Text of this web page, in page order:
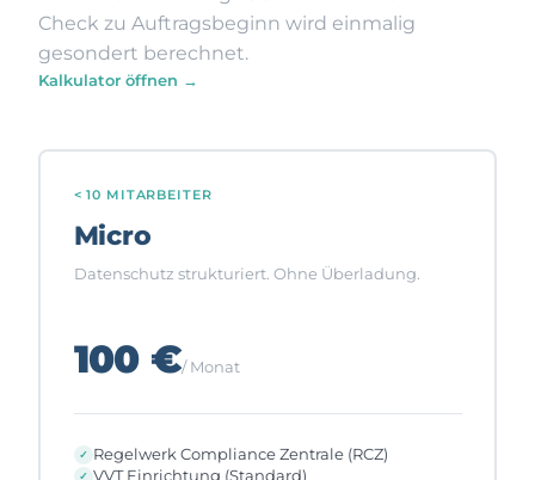
Check zu Auftragsbeginn wird einmalig
gesondert berechnet.
Kalkulator öffnen →
< 10 MITARBEITER
Micro
Datenschutz strukturiert. Ohne Überladung.
100 €/ Monat
Regelwerk Compliance Zentrale (RCZ)
VVT Einrichtung (Standard)